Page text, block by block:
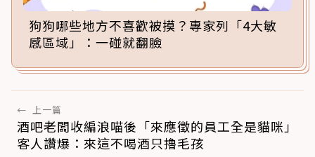
狗狗哪些地方不喜歡被摸？專家列「4大敏
感區域」：一碰就翻臉
← 上一篇
酒吧老闆收編浪喵後「來應徵的員工全是貓咪」
客人讚爆：來這不喝酒只擼毛孩